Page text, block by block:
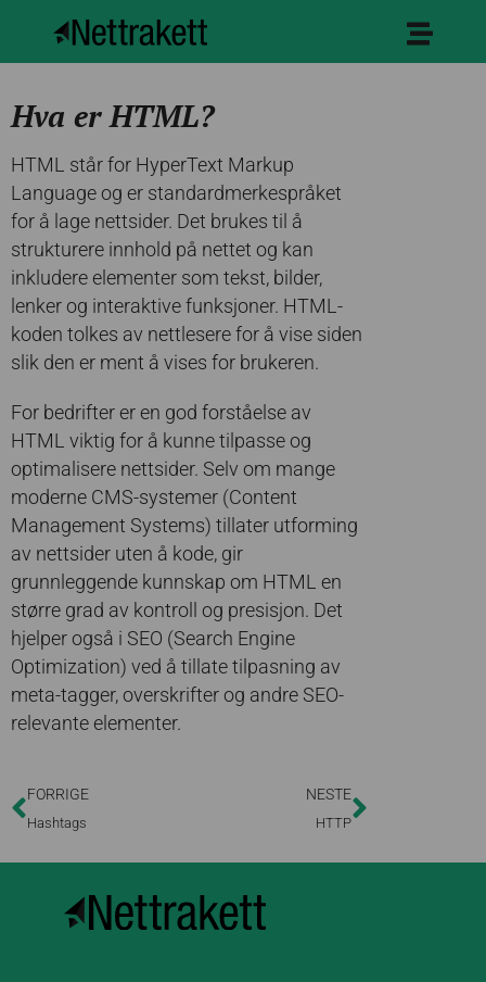
Hva er HTML?
HTML står for HyperText Markup
Language og er standardmerkespråket
for å lage nettsider. Det brukes til å
strukturere innhold på nettet og kan
inkludere elementer som tekst, bilder,
lenker og interaktive funksjoner. HTML-
koden tolkes av nettlesere for å vise siden
slik den er ment å vises for brukeren.
For bedrifter er en god forståelse av
HTML viktig for å kunne tilpasse og
optimalisere nettsider. Selv om mange
moderne CMS-systemer (Content
Management Systems) tillater utforming
av nettsider uten å kode, gir
grunnleggende kunnskap om HTML en
større grad av kontroll og presisjon. Det
hjelper også i SEO (Search Engine
Optimization) ved å tillate tilpasning av
meta-tagger, overskrifter og andre SEO-
relevante elementer.
FORRIGE
Hashtags
NESTE
HTTP